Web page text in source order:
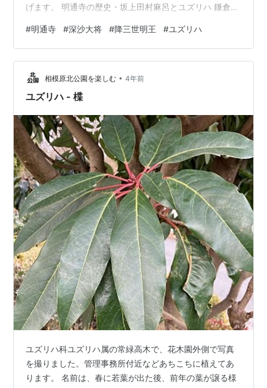
げます。 明通寺の歴史・坂上田村麻呂とユズリハ 鎌倉時
大仏像群 ちょっと笑ゥせぇるすまんっぽい御本尊の薬師
如来像 仏像多しといえども神様を踏んづけてるのは降三
世明王だけ 『西遊記』の沙悟浄のモデル？の深沙大将 素
朴な十二神将 客殿の不動明王 国宝三重塔内陣の美しい釈
迦三尊像と阿弥陀三尊像 提携宿の松永六感・藤屋では明
#明通寺 #深沙大将 #降三世明王 #ユズリハ
相模原北公園を楽しむ • 4年前
ユズリハ - 楪
ユズリハ科ユズリハ属の常緑高木で、花木園外側で写真
を撮りました。管理事務所付近などあちこちに植えてあ
ります。 名前は、春に若葉が出た後、前年の葉が譲る様